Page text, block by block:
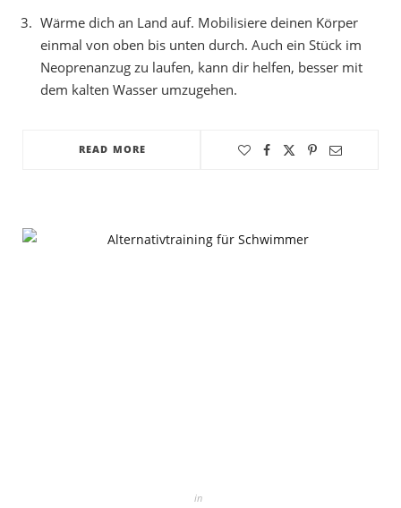
Wärme dich an Land auf. Mobilisiere deinen Körper
einmal von oben bis unten durch. Auch ein Stück im
Neoprenanzug zu laufen, kann dir helfen, besser mit
dem kalten Wasser umzugehen.
READ MORE
in